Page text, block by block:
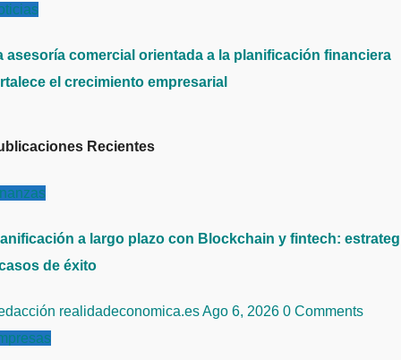
asesoría comercial orientada a la planificación financiera
el crecimiento empresarial
Recientes
a largo plazo con Blockchain y fintech:
de éxito
realidadeconomica.esAgo 6, 2026 0 Comments